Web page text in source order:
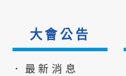
大會公告
．最新消息